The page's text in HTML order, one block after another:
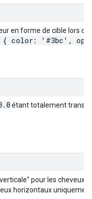
en forme de cible lors de
{ color: '#3bc',
étant totalement
pour les cheveux
horizontaux